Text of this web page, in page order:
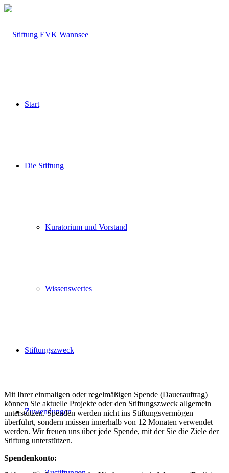
Start
Die Stiftung
Kuratorium und Vorstand
Wissenswertes
Stiftungszweck
Zuwendungen
Mit Ihrer einmaligen oder regelmäßigen Spende (Dauerauftrag)
können Sie aktuelle Projekte oder den Stiftungszweck allgemein
unterstützen. Spenden werden nicht ins Stiftungsvermögen
überführt, sondern müssen innerhalb von 12 Monaten verwendet
werden. Wir freuen uns über jede Spende, mit der Sie die Ziele der
Stiftung unterstützen.
Spendenkonto: